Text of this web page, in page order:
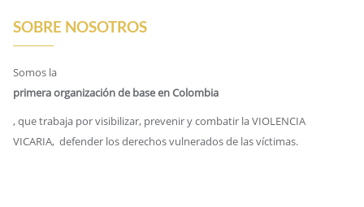
SOBRE NOSOTROS
Somos la
primera organización de base en Colombia
, que trabaja por visibilizar, prevenir y combatir la VIOLENCIA
VICARIA, defender los derechos vulnerados de las víctimas.